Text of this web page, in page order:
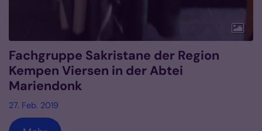
Fachgruppe Sakristane der Region
Kempen Viersen in der Abtei
Mariendonk
27. Feb. 2019